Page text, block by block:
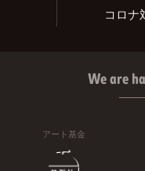
コロナ
We are
アート基金